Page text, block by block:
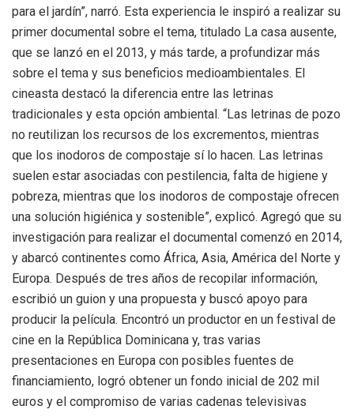
para el jardín”, narró. Esta experiencia le inspiró a realizar su
primer documental sobre el tema, titulado La casa ausente,
que se lanzó en el 2013, y más tarde, a profundizar más
sobre el tema y sus beneficios medioambientales. El
cineasta destacó la diferencia entre las letrinas
tradicionales y esta opción ambiental. “Las letrinas de pozo
no reutilizan los recursos de los excrementos, mientras
que los inodoros de compostaje sí lo hacen. Las letrinas
suelen estar asociadas con pestilencia, falta de higiene y
pobreza, mientras que los inodoros de compostaje ofrecen
una solución higiénica y sostenible”, explicó. Agregó que su
investigación para realizar el documental comenzó en 2014,
y abarcó continentes como África, Asia, América del Norte y
Europa. Después de tres años de recopilar información,
escribió un guion y una propuesta y buscó apoyo para
producir la película. Encontró un productor en un festival de
cine en la República Dominicana y, tras varias
presentaciones en Europa con posibles fuentes de
financiamiento, logró obtener un fondo inicial de 202 mil
euros y el compromiso de varias cadenas televisivas